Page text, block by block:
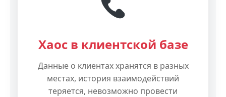
Хаос в клиентской базе
Данные о клиентах хранятся в разных
местах, история взаимодействий
теряется, невозможно провести